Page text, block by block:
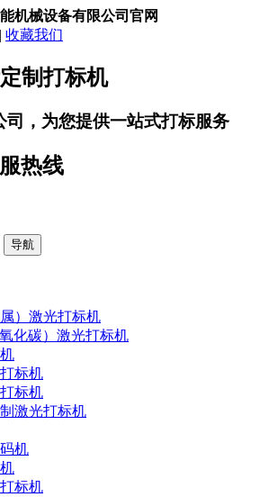
机械设备有限公司官网
| 收藏我们
制打标机
司，为您提供一站式打标服务
热线
导航
）激光打标机
化碳）激光打标机
标机
标机
激光打标机
机
标机